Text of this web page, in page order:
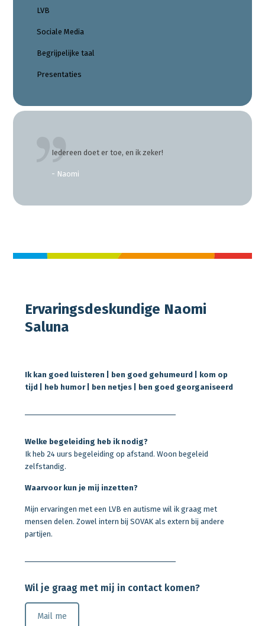
LVB
Sociale Media
Begrijpelijke taal
Presentaties
Iedereen doet er toe, en ik zeker!
- Naomi
Ervaringsdeskundige Naomi
Saluna
Ik kan goed luisteren | ben goed gehumeurd | kom op
tijd | heb humor | ben netjes | ben goed georganiseerd
Welke begeleiding heb ik nodig?
Ik heb 24 uurs begeleiding op afstand. Woon begeleid
zelfstandig.
Waarvoor kun je mij inzetten?
Mijn ervaringen met een LVB en autisme wil ik graag met
mensen delen. Zowel intern bij SOVAK als extern bij andere
partijen.
Wil je graag met mij in contact komen?
Mail me